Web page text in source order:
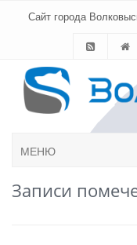
Сайт города
МЕНЮ
Записи